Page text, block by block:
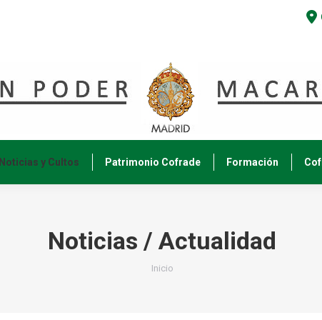
Noticias y Cultos Patrimonio Cofrade Formación
Noticias / Actualidad
Estás aquí:
Inicio